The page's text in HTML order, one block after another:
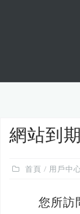
o
網站到
首頁 / 用戶中
您所訪